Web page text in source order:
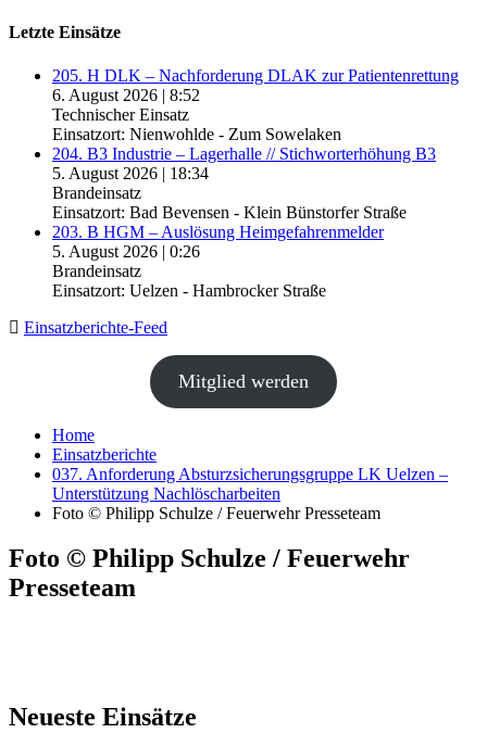
Letzte Einsätze
205. H DLK – Nachforderung DLAK zur Patientenrettung
6. August 2026 | 8:52
Technischer Einsatz
Einsatzort: Nienwohlde - Zum Sowelaken
204. B3 Industrie – Lagerhalle // Stichworterhöhung B3
5. August 2026 | 18:34
Brandeinsatz
Einsatzort: Bad Bevensen - Klein Bünstorfer Straße
203. B HGM – Auslösung Heimgefahrenmelder
5. August 2026 | 0:26
Brandeinsatz
Einsatzort: Uelzen - Hambrocker Straße
Einsatzberichte-Feed
Mitglied werden
Home
Einsatzberichte
037. Anforderung Absturzsicherungsgruppe LK Uelzen –
Unterstützung Nachlöscharbeiten
Foto © Philipp Schulze / Feuerwehr Presseteam
Foto © Philipp Schulze / Feuerwehr
Presseteam
Neueste Einsätze